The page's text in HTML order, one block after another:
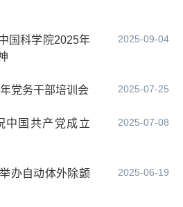
国科学院2025年
2025-09-04
党务干部培训会 2025-07-25
中国共产党成立
2025-07-08
办自动体外除颤
2025-06-19